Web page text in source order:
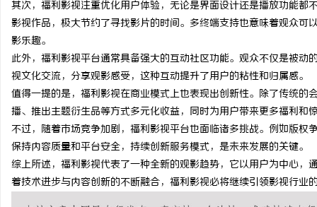
其次，福利影视注重优化用户体验，无论是界面设计还是播放功能
影视作品，极大节约了寻找影片的时间。多终端支持也意味着观众
影乐趣。
此外，福利影视平台通常具备强大的互动社区功能。观众不仅是被
视文化交流，分享观影感受，这种互动提升了用户的粘性和归属感。
值得一提的是，福利影视在商业模式上也表现出创新性。除了传统
播、推出主题衍生品等方式多元化收益，同时为用户带来更多福利和
不过，随着市场竞争加剧，福利影视平台也面临诸多挑战。例如版
保持内容质量和平台安全，持续创新服务模式，是未来发展的关键。
综上所述，福利影视代表了一种全新的观影趋势，它以用户为中心
着技术进步与内容创新的不断融合，福利影视必将继续引领影视行业
武汉配眼镜 上海配眼镜